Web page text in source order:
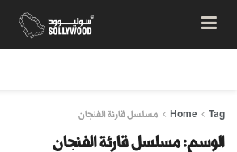
Home Tag مسلسل قارئة الفنجان
الوسم:مسلسل قارئة الفنجان